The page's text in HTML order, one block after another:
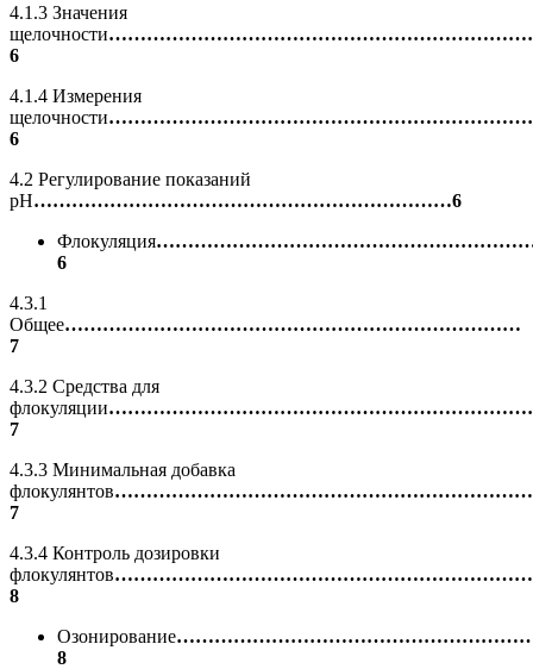
4.1.3 Значения
щелочности
6
4.1.4 Измерения
щелочности
6
4.2 Регулирование показаний
pH…………………………………………………………6
Флокуляция
6
4.3.1
Общее………………………………………………………………
7
4.3.2 Средства для
флокуляции
7
4.3.3 Минимальная добавка
флокулянтов
7
4.3.4 Контроль дозировки
флокулянтов
8
Озонирование
8